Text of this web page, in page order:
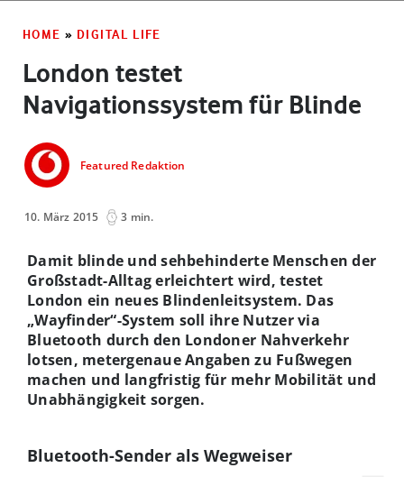
HOME » DIGITAL LIFE
London testet
Navigationssystem für Blinde
Featured Redaktion
10. März 2015 3 min.
Damit blinde und sehbehinderte Menschen der
Großstadt-Alltag erleichtert wird, testet
London ein neues Blindenleitsystem. Das
„Wayfinder“-System soll ihre Nutzer via
Bluetooth durch den Londoner Nahverkehr
lotsen, metergenaue Angaben zu Fußwegen
machen und langfristig für mehr Mobilität und
Unabhängigkeit sorgen.
Bluetooth-Sender als Wegweiser